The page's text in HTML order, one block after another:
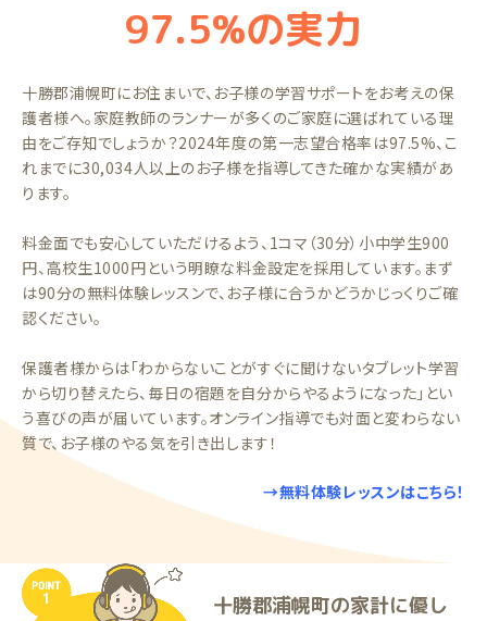
97.5%の実力
十勝郡浦幌町にお住まいで、お子様の学習サポートをお考えの保
護者様へ。家庭教師のランナーが多くのご家庭に選ばれている理
由をご存知でしょうか？2024年度の第一志望合格率は97.5%、こ
れまでに30,034人以上のお子様を指導してきた確かな実績があ
ります。
料金面でも安心していただけるよう、1コマ（30分）小中学生900
円、高校生1000円という明瞭な料金設定を採用しています。まず
は90分の無料体験レッスンで、お子様に合うかどうかじっくりご確
認ください。
保護者様からは「わからないことがすぐに聞けないタブレット学習
から切り替えたら、毎日の宿題を自分からやるようになった」とい
う喜びの声が届いています。オンライン指導でも対面と変わらない
質で、お子様のやる気を引き出します！
→無料体験レッスンはこちら！
十勝郡浦幌町の家計に優し